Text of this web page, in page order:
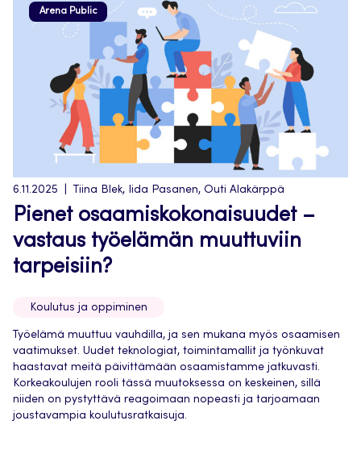
Arena Public
6.11.2025 Tiina Blek, Iida Pasanen, Outi Alakärppä
Pienet osaamiskokonaisuudet –
vastaus työelämän muuttuviin
tarpeisiin?
Koulutus ja oppiminen
Työelämä muuttuu vauhdilla, ja sen mukana myös osaamisen
vaatimukset. Uudet teknologiat, toimintamallit ja työnkuvat
haastavat meitä päivittämään osaamistamme jatkuvasti.
Korkeakoulujen rooli tässä muutoksessa on keskeinen, sillä
niiden on pystyttävä reagoimaan nopeasti ja tarjoamaan
joustavampia koulutusratkaisuja.